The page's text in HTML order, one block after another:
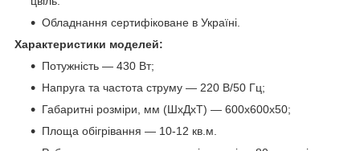
Обладнання сертифіковане в Україні.
Характеристики моделей:
Потужність — 430 Вт;
Напруга та частота струму — 220 В/50 Гц;
Габаритні розміри, мм (ШхДхТ) — 600х600х50;
Площа обігрівання — 10-12 кв.м.